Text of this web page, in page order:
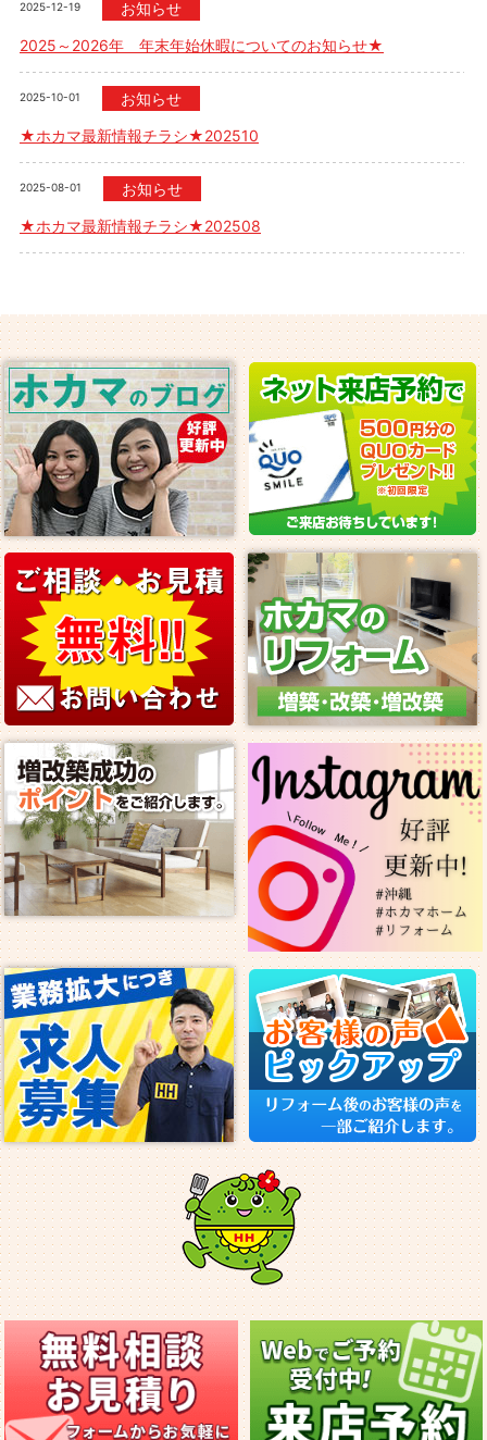
2025-12-19
お知らせ
2025～2026年 年末年始休暇についてのお知らせ★
2025-10-01
お知らせ
★ホカマ最新情報チラシ★202510
2025-08-01
お知らせ
★ホカマ最新情報チラシ★202508